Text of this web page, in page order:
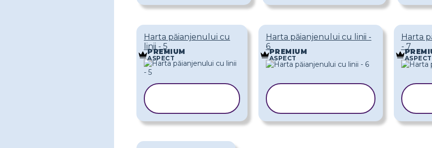
Harta păianjenului cu
linii - 5
PREMIUM
ASPECT
Harta păianjenului cu linii -
6
PREMIUM
ASPECT
Harta
- 7
ASPECT